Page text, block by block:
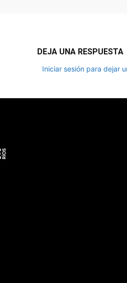
DEJA UNA RESPUESTA
Iniciar sesión para dejar